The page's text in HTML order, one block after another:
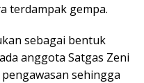
terdampak gempa.
sebagai bentuk
anggota Satgas Zeni
sehingga